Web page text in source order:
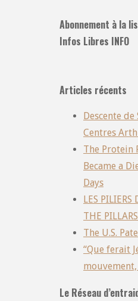
Abonnement à la
Infos Libres INFO
Articles récents
Descente
Centres
The Protein
Became a
Days
LES PILIERS
THE
The U.S.
“Que ferait
Le Réseau